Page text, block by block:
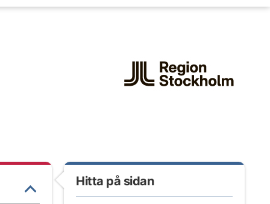
Hitta på sidan